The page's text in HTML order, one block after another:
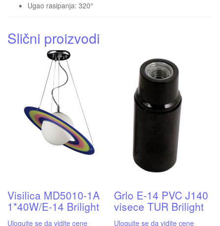
Ugao rasipanja: 320°
Slični proizvodi
Visilica MD5010-1A
1*40W/E-14 Brilight
Ulogujte se da vidite cene
Grlo E-14 PVC J140
visece TUR Brilight
Ulogujte se da vidite cene